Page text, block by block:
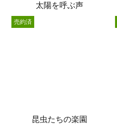
太陽を呼ぶ声
昆虫たちの楽園
売約済